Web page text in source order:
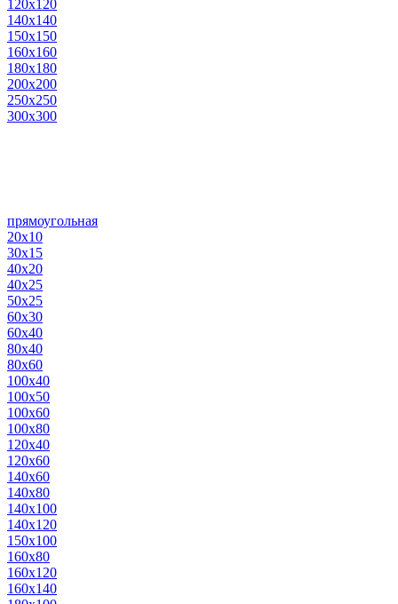
120х120
140х140
150х150
160х160
180х180
200х200
250х250
300х300
прямоугольная
20х10
30х15
40х20
40х25
50х25
60х30
60х40
80х40
80х60
100х40
100х50
100х60
100х80
120х40
120х60
140х60
140х80
140х100
140х120
150х100
160х80
160х120
160х140